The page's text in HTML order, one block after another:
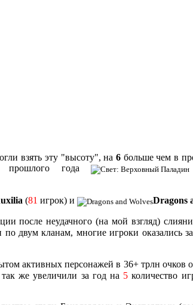
взять эту "высоту", на6 больше чем в
прошлого года
(81 игрок) и Dragons
после неудачного (на мой взгляд)
двум кланам, многие игроки оказались
активных персонажей в 36+ трлн очков
же увеличили за год на 5 количество